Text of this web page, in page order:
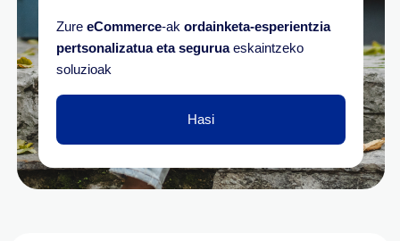
Zure eCommerce-ak ordainketa-esperientzia
pertsonalizatua eta seguruaeskaintzeko
soluzioak
Hasi